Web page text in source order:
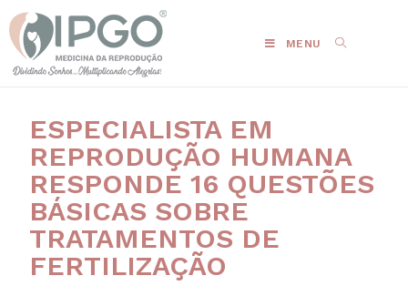
MENU
ESPECIALISTA EM
REPRODUÇÃO HUMANA
RESPONDE 16 QUESTÕES
BÁSICAS SOBRE
TRATAMENTOS DE
FERTILIZAÇÃO